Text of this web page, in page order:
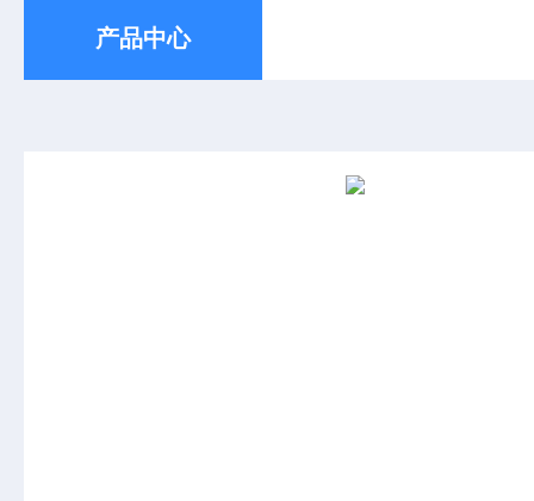
产品中心